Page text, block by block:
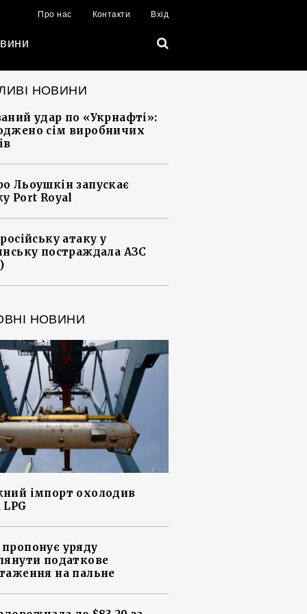
Про нас Контакти Вхід
НОВИНИ
удар по «Укрнафті»:
сім виробничих
Льоушкін запускає
Port Royal
атаку у
постраждала АЗС
НОВИНИ
імпорт охолодив
уряду
податкове
на пальне